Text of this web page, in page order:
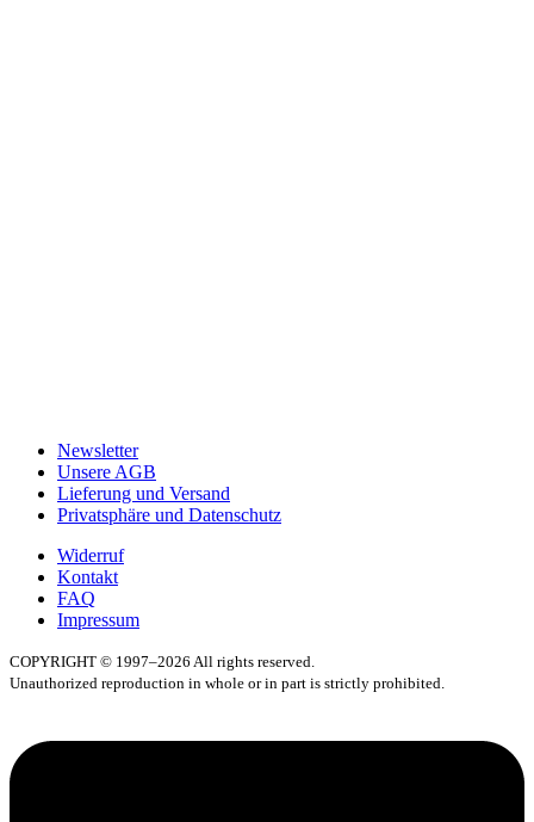
Newsletter
Unsere AGB
Lieferung und Versand
Privatsphäre und Datenschutz
Widerruf
Kontakt
FAQ
Impressum
COPYRIGHT © 1997–2026 All rights reserved.
Unauthorized reproduction in whole or in part is strictly prohibited.